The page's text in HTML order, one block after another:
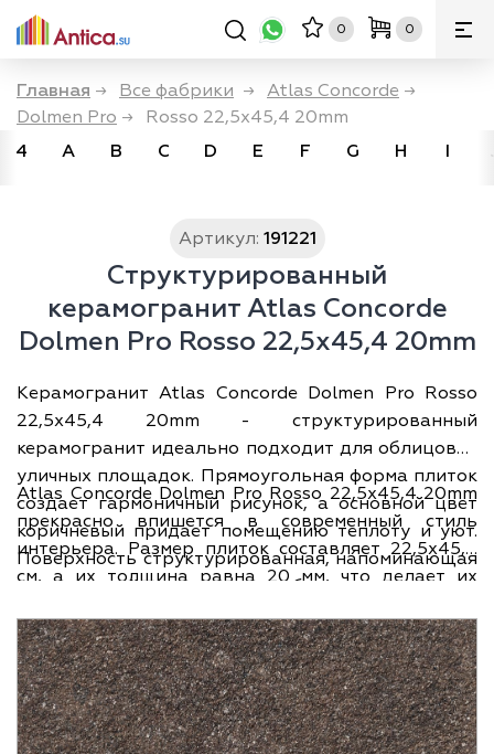
0 0
Главная → Все фабрики → Atlas Concorde →
Dolmen Pro →
Rosso 22,5x45,4 20mm
4
A B C D E F G H I
Артикул: 191221
Структурированный
керамогранит Atlas Concorde
Dolmen Pro Rosso 22,5x45,4 20mm
Керамогранит Atlas Concorde Dolmen Pro Rosso
22,5x45,4 20mm - структурированный
керамогранит идеально подходит для облицовки
уличных площадок. Прямоугольная форма плиток
создает гармоничный рисунок, а основной цвет
коричневый придает помещению теплоту и уют.
Поверхность структурированная, напоминающая
натуральный камень, что добавляет текстуру и
оригинальность. Этот керамогранит произведен
в Италии, стране, известной своей
высококачественной керамикой.
Atlas Concorde Dolmen Pro Rosso 22,5x45,4 20mm
прекрасно впишется в современный стиль
интерьера. Размер плиток составляет 22,5х45,4
см, а их толщина равна 20 мм, что делает их
обладает морозостойкостью и
противоскользящими свойствами, что позволяет
использовать его как внутри помещений, так и на
улице. Производителем данного керамогранита
является компания Atlas Concorde, которая